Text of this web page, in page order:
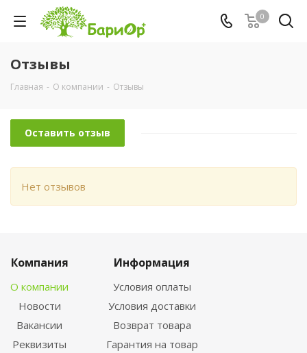
0
Отзывы
Главная - О компании - Отзывы
Оставить отзыв
Нет отзывов
Компания
О компании
Новости
Вакансии
Реквизиты
Информация
Условия оплаты
Условия доставки
Возврат товара
Гарантия на товар